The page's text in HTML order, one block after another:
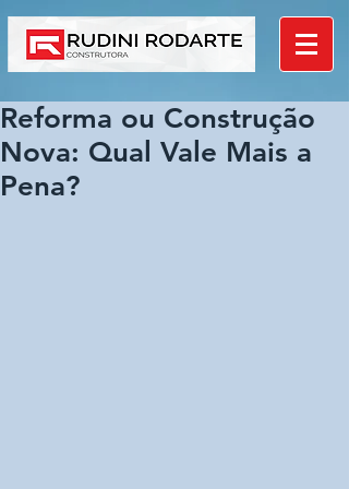
Reforma ou Construção
Nova: Qual Vale Mais a
Pena?